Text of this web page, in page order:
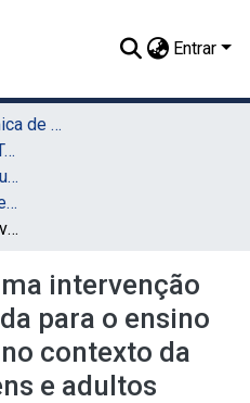
Entrar
02. Unidade Acadêmica de Educação a Distância e Tecnologia (UAEADTec)
02.1 - Graduação (UAEADTec)
Licenciatura em Artes Visuais (UAEADTec)
TCC - Licenciatura em Artes Visuais (UAEADTec)
Os impactos de uma intervenção pedagógica voltada para o ensino das artes visuais no contexto da educação de jovens e adultos
intervenção
para o ensino
contexto da
e adultos